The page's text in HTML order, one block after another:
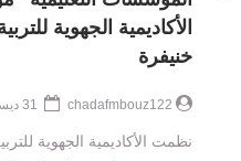
الأكاديمية الجهوية
خنيفرة
chadafmbouz122
نظمت الأكاديمية الجهوية